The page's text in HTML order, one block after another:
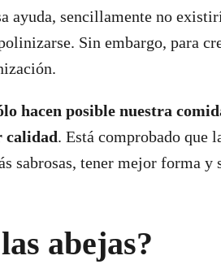
ayuda, sencillamente no
Sin embargo, para
hacen posible nuestra
calidad. Está comprobado que
sabrosas, tener mejor forma y
abejas?